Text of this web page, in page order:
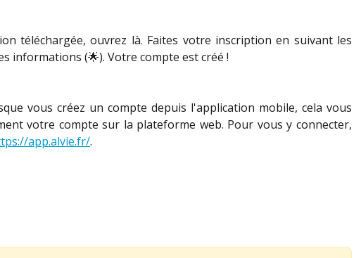
téléchargée, ouvrez là. Faites votre inscription en suivant les
informations (🌟). Votre compte est créé !
vous créez un compte depuis l'application mobile, cela vous
votre compte sur la plateforme web. Pour vous y connecter,
app.alvie.fr/.